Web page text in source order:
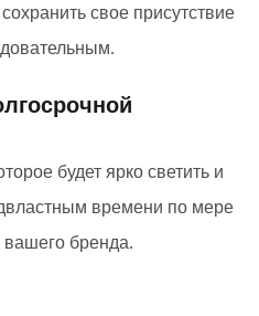
свое присутствие
будет ярко светить и
времени по мере
вашего бренда.